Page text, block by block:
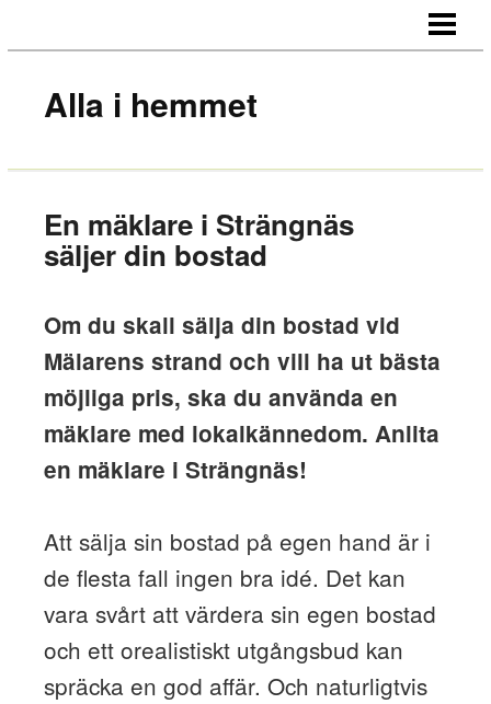
KONTAKT
Alla i hemmet
En mäklare i Strängnäs
säljer din bostad
Om du skall sälja din bostad vid
Mälarens strand och vill ha ut bästa
möjliga pris, ska du använda en
mäklare med lokalkännedom. Anlita
en mäklare i Strängnäs!
Att sälja sin bostad på egen hand är i
de flesta fall ingen bra idé. Det kan
vara svårt att värdera sin egen bostad
och ett orealistiskt utgångsbud kan
spräcka en god affär. Och naturligtvis